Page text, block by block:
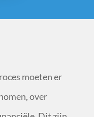
moeten er
over